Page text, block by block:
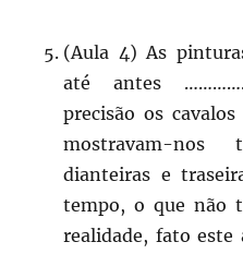
(Aula 4) As
até antes
precisão os
mostravam-nos
dianteiras e
tempo, o que não
realidade, fato este